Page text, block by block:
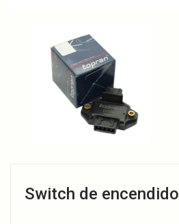
Switch de encendido